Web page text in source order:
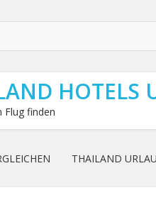
HOTELS
Flug finden
THAILAND